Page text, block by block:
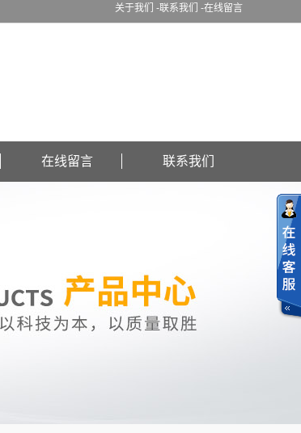
关于我们 -联系我们 -在线留言
在线留言 联系我们